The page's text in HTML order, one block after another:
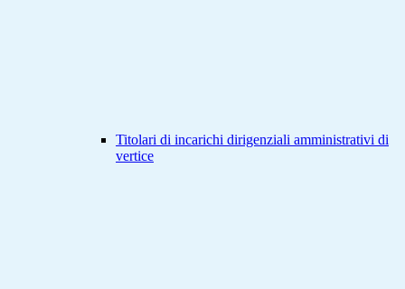
Titolari di incarichi dirigenziali amministrativi di
vertice